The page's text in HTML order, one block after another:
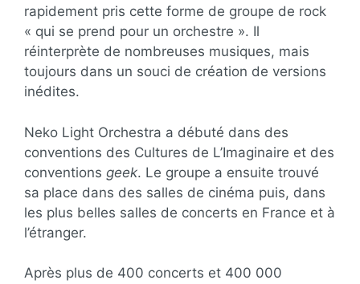
rapidement pris cette forme de groupe de rock
« qui se prend pour un orchestre ». Il
réinterprète de nombreuses musiques, mais
toujours dans un souci de création de versions
inédites.
Neko Light Orchestra a débuté dans des
conventions des Cultures de L’Imaginaire et des
conventions geek. Le groupe a ensuite trouvé
sa place dans des salles de cinéma puis, dans
les plus belles salles de concerts en France et à
l’étranger.
Après plus de 400 concerts et 400 000